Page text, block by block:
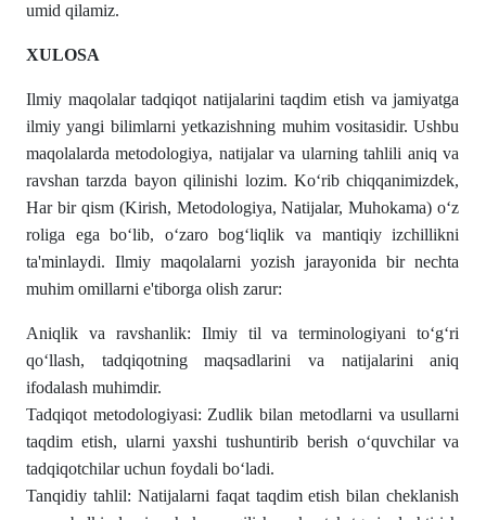
umid qilamiz.
XULOSA
Ilmiy maqolalar tadqiqot natijalarini taqdim etish va jamiyatga
ilmiy yangi bilimlarni yetkazishning muhim vositasidir. Ushbu
maqolalarda metodologiya, natijalar va ularning tahlili aniq va
ravshan tarzda bayon qilinishi lozim. Koʻrib chiqqanimizdek,
Har bir qism (Kirish, Metodologiya, Natijalar, Muhokama) oʻz
roliga ega boʻlib, oʻzaro bogʻliqlik va mantiqiy izchillikni
ta'minlaydi. Ilmiy maqolalarni yozish jarayonida bir nechta
muhim omillarni e'tiborga olish zarur:
Aniqlik va ravshanlik: Ilmiy til va terminologiyani toʻgʻri
qoʻllash, tadqiqotning maqsadlarini va natijalarini aniq
ifodalash muhimdir.
Tadqiqot metodologiyasi: Zudlik bilan metodlarni va usullarni
taqdim etish, ularni yaxshi tushuntirib berish oʻquvchilar va
tadqiqotchilar uchun foydali boʻladi.
Tanqidiy tahlil: Natijalarni faqat taqdim etish bilan cheklanish